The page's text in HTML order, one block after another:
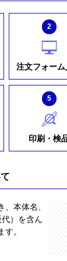
2
注文フォーム
5
印刷・検
本体名、
）を含ん
。